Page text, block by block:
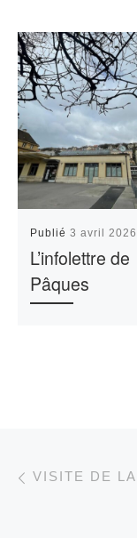
Publié3 avril 2026
L’infolettre de
Pâques
VISITE DE